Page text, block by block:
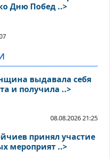
Дню Побед ..>
выдавала себя
и получила ..>
08.08.2026 21:25
принял участие
мероприят ..>